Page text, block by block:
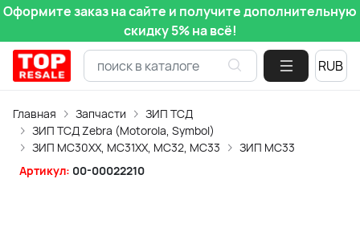
Оформите заказ на сайте и получите дополнительную
скидку 5% на всё!
Главная Запчасти
ЗИП ТСД
ЗИП ТСД Zebra (Motorola, Symbol)
ЗИП MC30XX, MC31XX, MC32, MC33
ЗИП MC33
Артикул: 00-00022210